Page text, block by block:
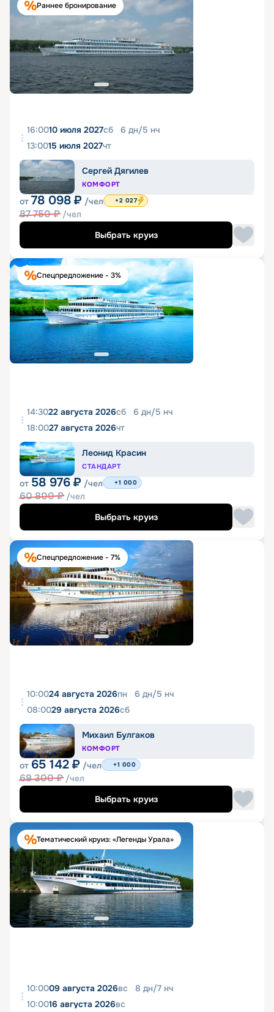
Раннее бронирование
16:0010 июля 2027сб 6 дн/5 нч
13:0015 июля 2027чт
Сергей Дягилев
КОМФОРТ
от 78 098 ₽ /чел
87 750₽ /чел
+2 027
Выбрать круиз
Спецпредложение - 3%
14:3022 августа 2026сб 6 дн/5 нч
18:0027 августа 2026чт
Леонид Красин
СТАНДАРТ
от 58 976 ₽ /чел
60 800₽ /чел
+1 000
Выбрать круиз
Спецпредложение - 7%
10:0024 августа 2026пн 6 дн/5 нч
08:0029 августа 2026сб
Михаил Булгаков
КОМФОРТ
от 65 142 ₽ /чел
69 300₽ /чел
+1 000
Выбрать круиз
Тематический круиз: «Легенды Урала»
10:0009 августа 2026вс 8 дн/7 нч
10:0016 августа 2026вс